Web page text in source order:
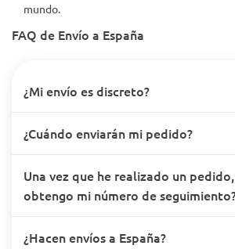
mundo.
FAQ de Envío a España
¿Mi envío es discreto?
¿Cuándo enviarán mi pedido?
Una vez que he realizado un
obtengo mi número de
¿Hacen envíos a España?